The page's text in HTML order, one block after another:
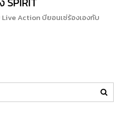
Action บียอนเซ่ร้องเองกับ